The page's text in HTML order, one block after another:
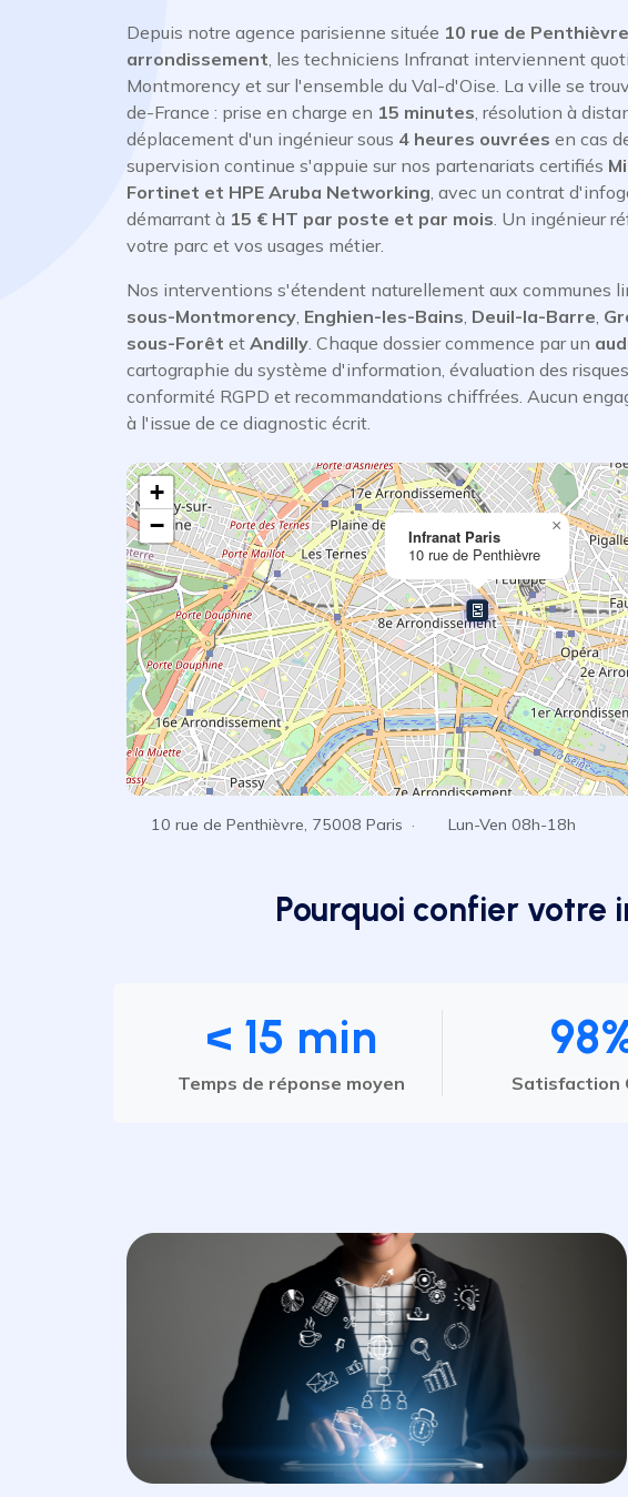
Depuis notre agence parisienne située 10 rue de
arrondissement, les techniciens Infranat interviennent
Montmorency et sur l'ensemble du Val-d'Oise. La ville se
de-France : prise en charge en 15 minutes, résolution à
déplacement d'un ingénieur sous 4 heures ouvrées en cas
supervision continue s'appuie sur nos partenariats certifiés
Fortinet et HPE Aruba Networking, avec un contrat
démarrant à 15 € HT par poste et par mois. Un ingénieur
votre parc et vos usages métier.
Nos interventions s'étendent naturellement aux communes
sous-Montmorency, Enghien-les-Bains, Deuil-la-Barre,
sous-Forêt et Andilly. Chaque dossier commence par un
cartographie du système d'information, évaluation des
conformité RGPD et recommandations chiffrées. Aucun
à l'issue de ce diagnostic écrit.
Infranat Paris
10 rue de Penthièvre
×
+
−
10 rue de Penthièvre, 75008 Paris · Lun-Ven 08h-18h
Pourquoi confier
< 15 min
Temps de réponse moyen Satisfaction